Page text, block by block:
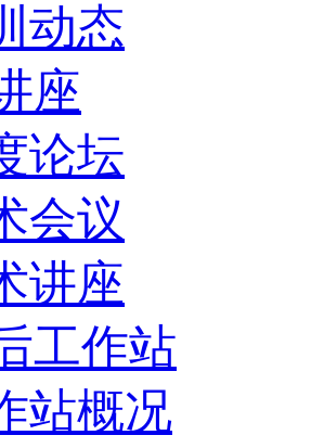
动态
座
论坛
会议
讲座
工作站
站概况